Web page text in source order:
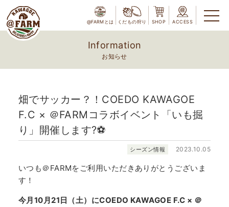
@FARMとは くだもの狩り SHOP ACCESS
Information
お知らせ
畑でサッカー？！COEDO KAWAGOE
F.C × ＠FARMコラボイベント「いも掘
り」開催します?⚽
シーズン情報 2023.10.05
いつも＠FARMをご利用いただきありがとうございま
す！
今月10月21日（土）にCOEDO KAWAGOE F.C × ＠